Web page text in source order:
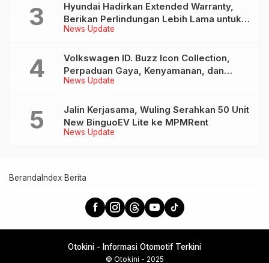
News Update
Hyundai Hadirkan Extended Warranty,
Berikan Perlindungan Lebih Lama untuk
Tiga Produk ini
News Update
Volkswagen ID. Buzz Icon Collection,
Perpaduan Gaya, Kenyamanan, dan
Teknologi untuk Liburan Keluarga
News Update
Jalin Kerjasama, Wuling Serahkan 50 Unit
New BinguoEV Lite ke MPMRent
Beranda Index Berita
Otokini - Informasi Otomotif Terkini
© Otokini - 2025